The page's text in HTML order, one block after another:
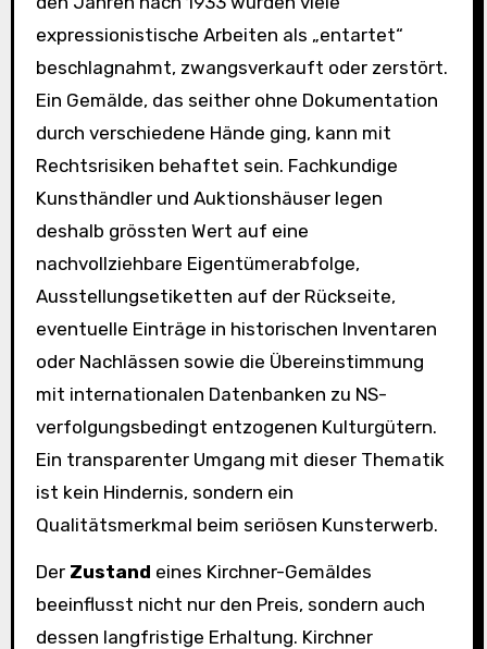
expressionistische Arbeiten als „entartet“
beschlagnahmt, zwangsverkauft oder zerstört.
Ein Gemälde, das seither ohne Dokumentation
durch verschiedene Hände ging, kann mit
Rechtsrisiken behaftet sein. Fachkundige
Kunsthändler und Auktionshäuser legen
deshalb grössten Wert auf eine
nachvollziehbare Eigentümerabfolge,
Ausstellungsetiketten auf der Rückseite,
eventuelle Einträge in historischen Inventaren
oder Nachlässen sowie die Übereinstimmung
mit internationalen Datenbanken zu NS-
verfolgungsbedingt entzogenen Kulturgütern.
Ein transparenter Umgang mit dieser Thematik
ist kein Hindernis, sondern ein
Qualitätsmerkmal beim seriösen Kunsterwerb.
Der Zustand eines Kirchner-Gemäldes
beeinflusst nicht nur den Preis, sondern auch
dessen langfristige Erhaltung. Kirchner